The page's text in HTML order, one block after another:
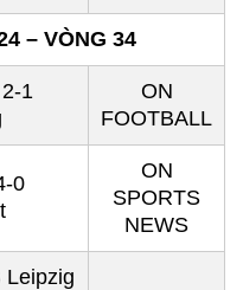
– VÒNG 34
1
ON
FOOTBALL
0
ON
SPORTS
NEWS
Leipzig